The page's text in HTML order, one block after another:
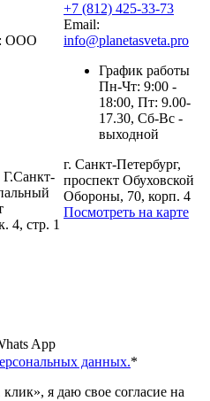
ООО
Г.Санкт-
4, стр. 1
+7 (812) 425-33-73
Email:
info@planetasveta.pro
График работы
Пн-Чт: 9:00 -
18:00, Пт: 9.00-
17.30, Сб-Вс -
выходной
г. Санкт-Петербург,
проспект Обуховской
Обороны, 70, корп. 4
Посмотреть на карте
App
данных.*
я даю свое согласие на